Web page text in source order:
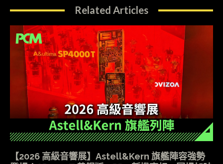
Related Articles
【2026 高級音響展】Astell&Kern 旗艦陣容強勢